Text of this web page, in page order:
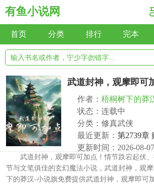
有鱼小说网
首页 分类 排行 完本
武道封神，观摩即可
作者： 梧桐树下的莽
状态：连载中
分类：修真武侠
最近更新： 第2739章
更新时间：2026-08-
武道封神，观摩即可加点！情节跌宕起伏
节与文笔俱佳的玄幻魔法小说，武道封神，观
下的莽汉-小说旗免费提供武道封神，观摩即可